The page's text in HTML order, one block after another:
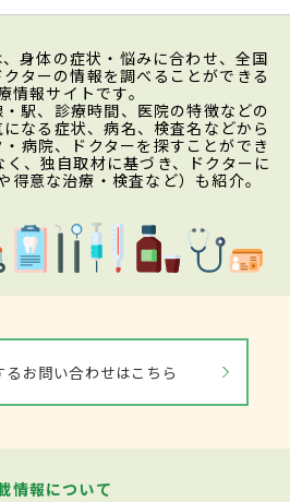
身体の症状・悩みに合わせ、全国
ターの情報を調べることができる
情報サイトです。
駅、診療時間、医院の特徴などの
なる症状、病名、検査名などから
病院、ドクターを探すことができ
、独自取材に基づき、ドクターに
得意な治療・検査など）も紹介。
るお問い合わせはこちら
情報について